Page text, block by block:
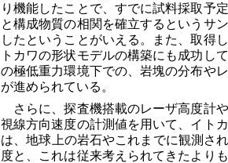
り機能したことで、すでに試料採取予
と構成物質の相関を確立するというサ
したということがいえる。また、取得
トカワの形状モデルの構築にも成功し
の極低重力環境下での、岩塊の分布や
が進められている。
さらに、探査機搭載のレーザ高度計
視線方向速度の計測値を用いて、イト
は、地球上の岩石やこれまでに観測さ
度と、これは従来考えられてきたより